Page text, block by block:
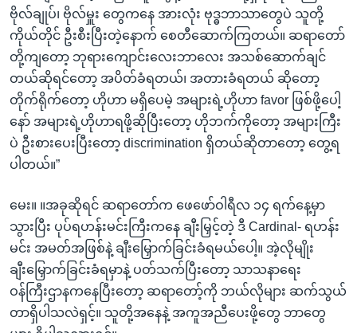
ဗိုလ်ချုပ်၊ ဗိုလ်မှူး တွေကနေ အားလုံး ဗုဒ္ဓဘာသာတွေပဲ သူတို့
ကိုယ်တိုင် ဦးစီးပြီးတဲ့နောက် စေတီဆောက်ကြတယ်။ ဆရာတော်
တို့ကျတော့ ဘုရားကျောင်းလေးဘာလေး အသစ်ဆောက်ချင်
တယ်ဆိုရင်တော့ အပိတ်ခံရတယ်၊ အတားခံရတယ် ဆိုတော့
တိုက်ရိုက်တော့ ဟိုဟာ မရှိပေမဲ့ အများရဲ့ဟိုဟာ favor ဖြစ်ဖို့ပေါ့
နော် အများရဲ့ဟိုဟာရဖို့ဆိုပြီးတော့ ဟိုဘက်ကိုတော့ အများကြီး
ပဲ ဦးစားပေးပြီးတော့ discrimination ရှိတယ်ဆိုတာတော့ တွေ့ရ
ပါတယ်။”
မေး။ ။အခုဆိုရင် ဆရာတော်က ဖေဖော်ဝါရီလ ၁၄ ရက်နေ့မှာ
သွားပြီး ပုပ်ရဟန်းမင်းကြီးကနေ ချီးမြှင့်တဲ့ ဒီ Cardinal- ရဟန်း
မင်း အမတ်အဖြစ်နဲ့ ချီးမြှောက်ခြင်းခံရမယ်ပေါ့။ အဲ့လိုမျိုး
ချီးမြှောက်ခြင်းခံရမှာနဲ့ ပတ်သက်ပြီးတော့ သာသနာရေး
ဝန်ကြီးဌာနကနေပြီးတော့ ဆရာတော့်ကို ဘယ်လိုများ ဆက်သွယ်
တာရှိပါသလဲရှင့်။ သူတို့အနေနဲ့ အကူအညီပေးဖို့တွေ ဘာတွေ